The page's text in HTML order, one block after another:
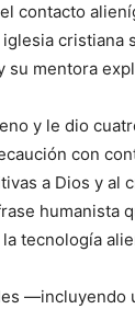
contacto
cristiana
mentora
y le dio
con
a Dios y al
humanista
tecnología
—incluyendo